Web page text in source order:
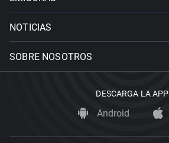
NOTICIAS
SOBRE NOSOTROS
DESCARGA LA APP
Android